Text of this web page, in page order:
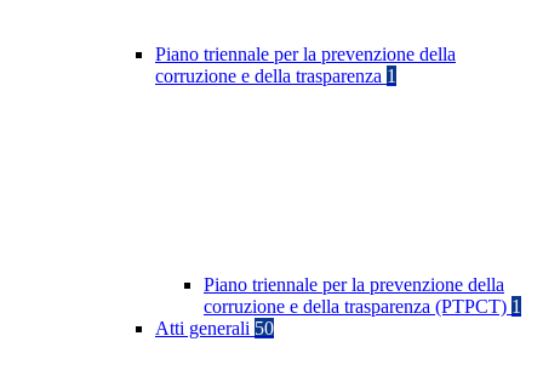
Piano triennale per la prevenzione della
corruzione e della trasparenza 1
Piano triennale per la prevenzione della
corruzione e della trasparenza (PTPCT) 1
Atti generali 50